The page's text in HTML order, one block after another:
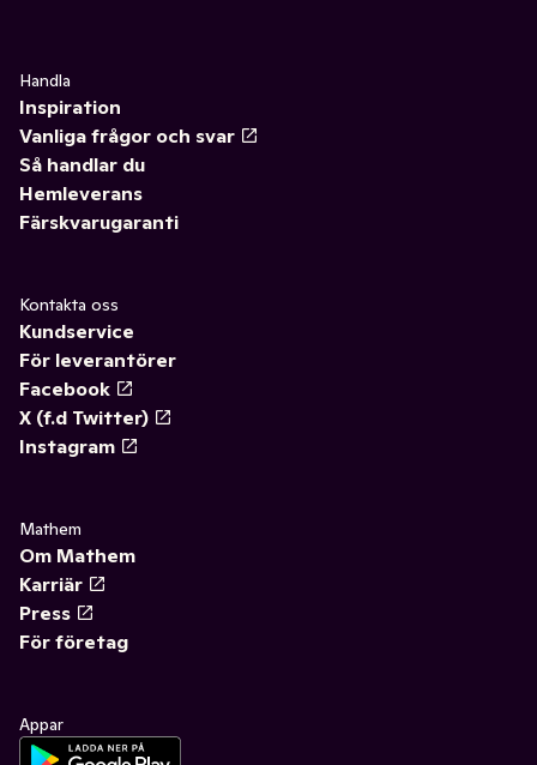
Handla
Inspiration
Vanliga frågor och svar
Så handlar du
Hemleverans
Färskvarugaranti
Kontakta oss
Kundservice
För leverantörer
Facebook
X (f.d Twitter)
Instagram
Mathem
Om Mathem
Karriär
Press
För företag
Appar